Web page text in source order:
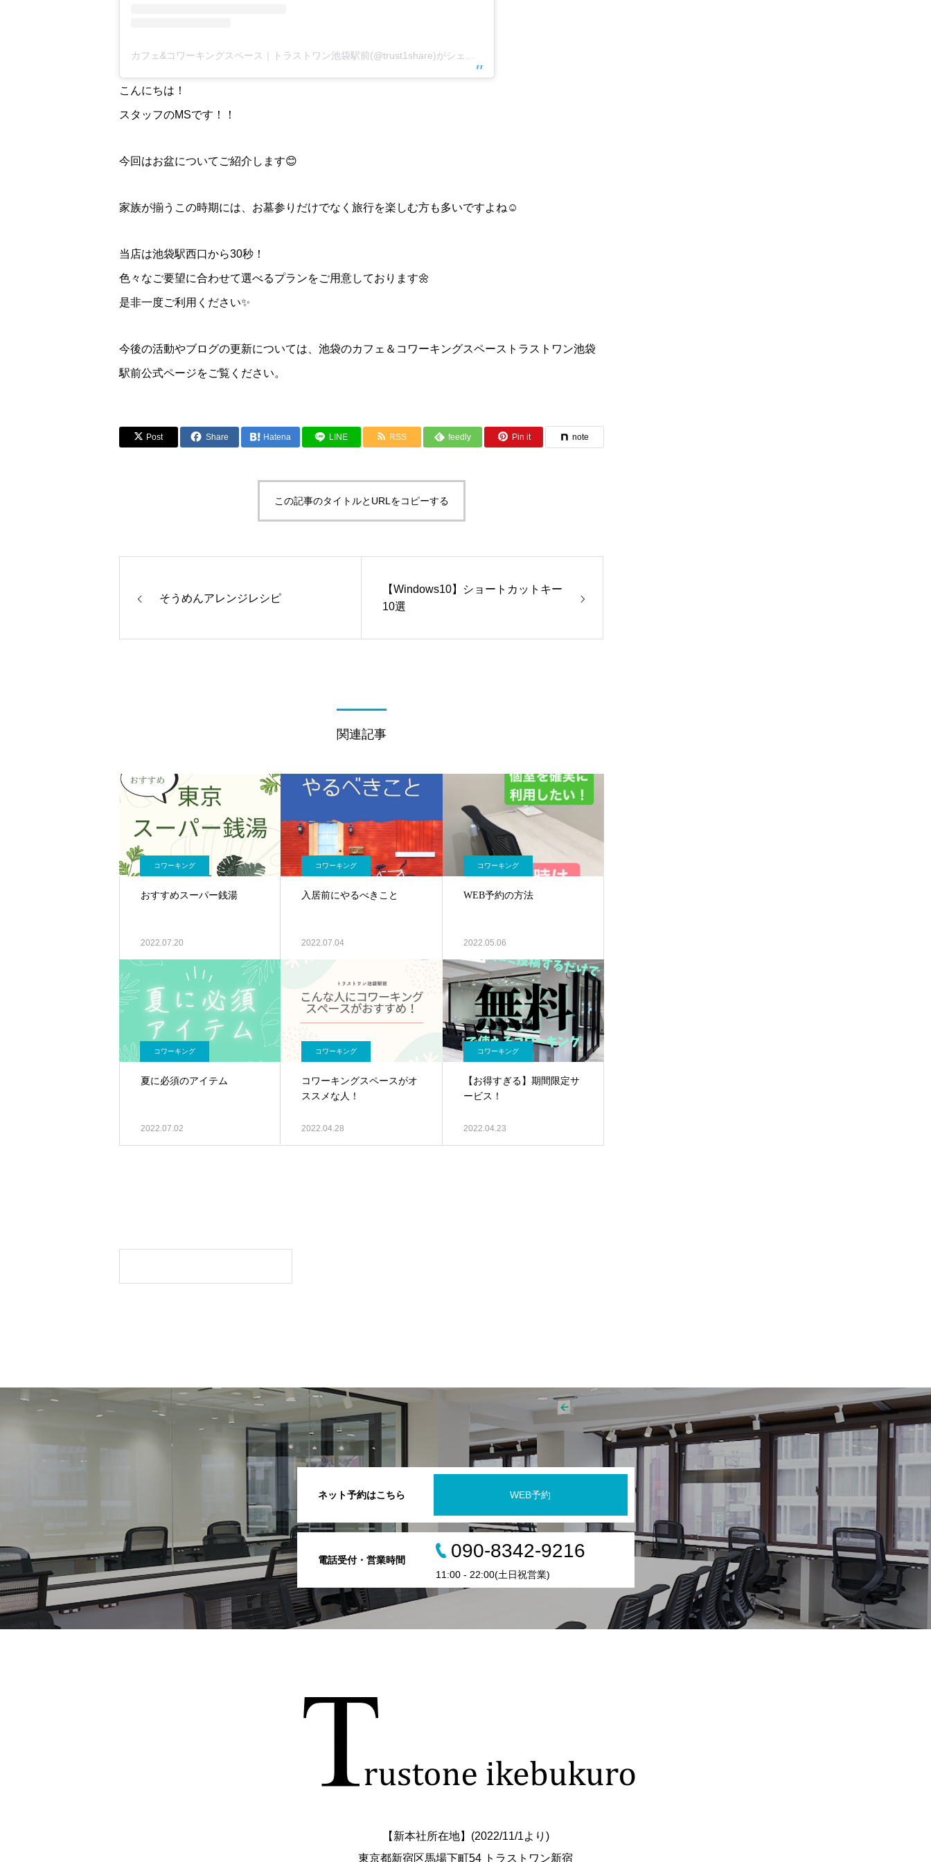
こんにちは！
スタッフのMSです！！
今回はお盆についてご紹介します😊
家族が揃うこの時期には、お墓参りだけでなく旅行を楽しむ方も多いですよね☺️
当店は池袋駅西口から30秒！
色々なご要望に合わせて選べるプランをご用意しております🌼
是非一度ご利用ください✨
今後の活動やブログの更新については、 池袋のカフェ＆コワーキングスペーストラストワン池袋
駅前公式ページをご覧ください。
Post Share Hatena LINE RSS feedly Pin it note
この記事のタイトルとURLをコピーする
そうめんアレンジレシピ
【Windows10】ショートカットキー
10選
関連記事
コワーキング
おすすめスーパー銭湯
2022.07.20
コワーキング
入居前にやるべきこと
2022.07.04
コワーキング
WEB予約の方法
2022.05.06
コワーキング
夏に必須のアイテム
2022.07.02
コワーキング
コワーキングスペースがオ
ススメな人！
2022.04.28
コワーキング
【お得すぎる】期間限定サ
ービス！
2022.04.23
ネット予約はこちら WEB予約
電話受付・営業時間 090-8342-9216
11:00 - 22:00(土日祝営業)
【新本社所在地】(2022/11/1より)
東京都新宿区馬場下町54 トラストワン新宿